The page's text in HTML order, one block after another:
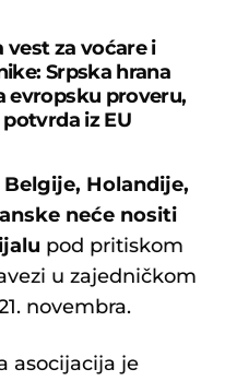
vest za voćare i
Srpska hrana
evropsku proveru,
iz EU
Holandije,
neće nositi
pod pritiskom
u zajedničkom
novembra.
asocijacija je